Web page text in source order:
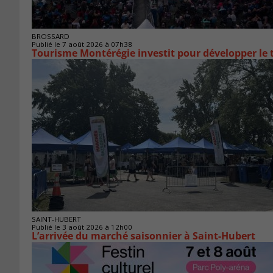
BROSSARD
Publié le 7 août 2026 à 07h38
Tourisme Montérégie investit pour développer le
SAINT-HUBERT
Publié le 3 août 2026 à 12h00
L’arrivée du marché saisonnier à Saint-Hubert